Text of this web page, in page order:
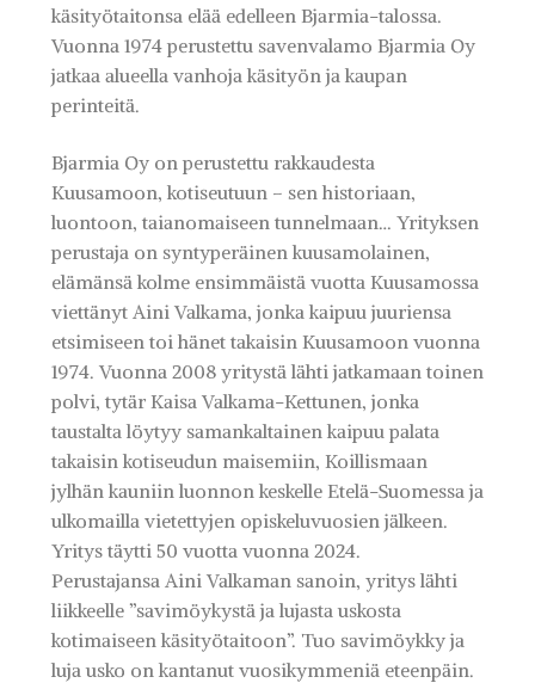
käsityötaitonsa elää edelleen Bjarmia-talossa.
Vuonna 1974 perustettu savenvalamo Bjarmia Oy
jatkaa alueella vanhoja käsityön ja kaupan
perinteitä.
Bjarmia Oy on perustettu rakkaudesta
Kuusamoon, kotiseutuun – sen historiaan,
luontoon, taianomaiseen tunnelmaan… Yrityksen
perustaja on syntyperäinen kuusamolainen,
elämänsä kolme ensimmäistä vuotta Kuusamossa
viettänyt Aini Valkama, jonka kaipuu juuriensa
etsimiseen toi hänet takaisin Kuusamoon vuonna
1974. Vuonna 2008 yritystä lähti jatkamaan toinen
polvi, tytär Kaisa Valkama-Kettunen, jonka
taustalta löytyy samankaltainen kaipuu palata
takaisin kotiseudun maisemiin, Koillismaan
jylhän kauniin luonnon keskelle Etelä-Suomessa ja
ulkomailla vietettyjen opiskeluvuosien jälkeen.
Yritys täytti 50 vuotta vuonna 2024.
Perustajansa Aini Valkaman sanoin, yritys lähti
liikkeelle ”savimöykystä ja lujasta uskosta
kotimaiseen käsityötaitoon”. Tuo savimöykky ja
luja usko on kantanut vuosikymmeniä eteenpäin.